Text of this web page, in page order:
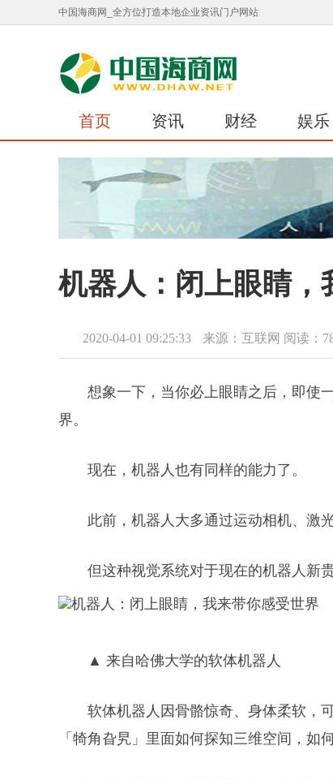
中国海商网_全方位打造本地企业资讯门户网站
首页 资讯 财经 娱乐
机器人：闭上眼睛，
2020-04-01 09:25:33 来源：互联网 阅读：
想象一下，当你必上眼睛之后，即使
界。
现在，机器人也有同样的能力了。
此前，机器人大多通过运动相机、激
但这种视觉系统对于现在的机器人新
▲ 来自哈佛大学的软体机器人
软体机器人因骨骼惊奇、身体柔软，
「犄角旮旯」里面如何探知三维空间，如